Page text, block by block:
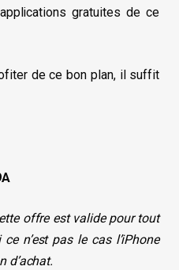
gratuites de ce
de ce bon plan, il suffit
offre est valide pour tout
n’est pas le cas l’iPhone
d’achat.